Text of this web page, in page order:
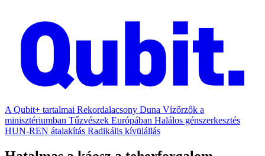
A Qubit+ tartalmai Rekordalacsony Duna Vízőrzők a
minisztériumban Tűzvészek Európában Halálos génszerkesztés
HUN-REN átalakítás Radikális kívülállás